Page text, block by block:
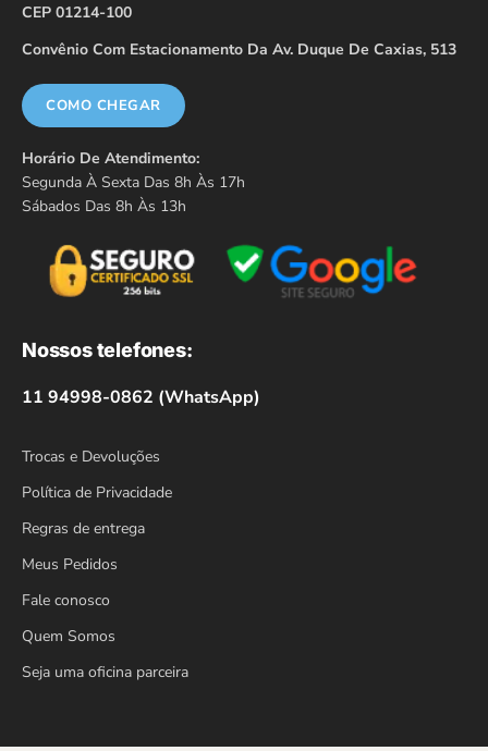
CEP 01214-100
Convênio Com Estacionamento Da Av. Duque De Caxias, 513
COMO CHEGAR
Horário De Atendimento:
Segunda À Sexta Das 8h Às 17h
Sábados Das 8h Às 13h
Nossos telefones:
11 94998-0862 (WhatsApp)
Trocas e Devoluções
Política de Privacidade
Regras de entrega
Meus Pedidos
Fale conosco
Quem Somos
Seja uma oficina parceira